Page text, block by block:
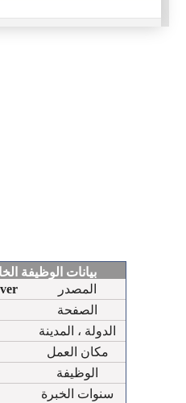
بيانات الوظيفة الخالية
المصدر
الصفحة
الدولة ، المدينة
مكان العمل
الوظيفة
سنوات الخبرة